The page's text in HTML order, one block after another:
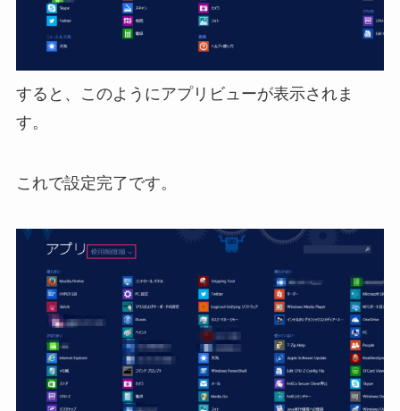
すると、このようにアプリビューが表示されま
す。
これで設定完了です。